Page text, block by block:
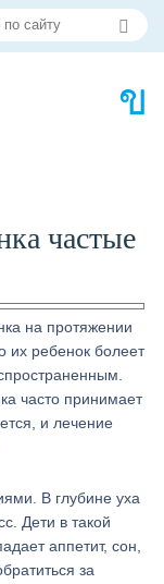
частые
на протяжении
их ребенок болеет
часто принимает
и лечение
В глубине уха
Дети в такой
аппетит, сон,
за